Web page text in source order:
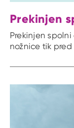
Prekinjen
Prekinjen
nožnice tik